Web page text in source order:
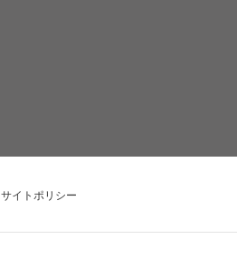
サイトポリシー